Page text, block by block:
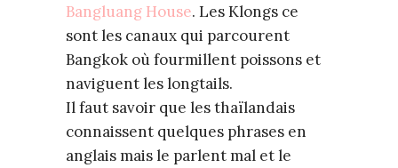
Bangluang House. Les Klongs ce
sont les canaux qui parcourent
Bangkok où fourmillent poissons et
naviguent les longtails.
Il faut savoir que les thaïlandais
connaissent quelques phrases en
anglais mais le parlent mal et le